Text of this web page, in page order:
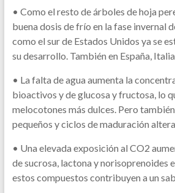
• Como el resto de árboles de hoja
buena dosis de frío en la fase invernal
como el sur de Estados Unidos ya se
su desarrollo. También en España,
• La falta de agua aumenta la
bioactivos y de glucosa y fructosa, lo
melocotones más dulces. Pero
pequeños y ciclos de maduración
• Una elevada exposición al CO2
de sucrosa, lactona y norisoprenoides
estos compuestos contribuyen a un